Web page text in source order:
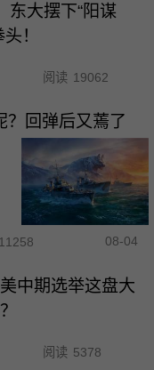
东大摆下“阳谋
！
阅读 19062
？回弹后又蔫了
11258 08-04
中期选举这盘大
阅读 5378